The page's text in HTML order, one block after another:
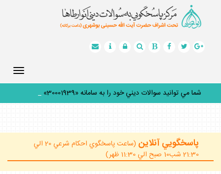
شما مي توانيد سوالات ديني خود را به سامانه «30001939» پيام
پاسخگويي آنلاين
(ساعت پاسخگوي احكام شرعي 20 الي
21:30 شب10 صبح الي 11:30 ظهر)